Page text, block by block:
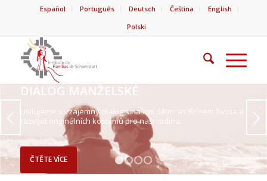
Español Português Deutsch Čeština
English
Polski
DIALOG MANŽELSKÉ
Usilujeme o vzájemný dialog s našimi dětmi as Bohem života a
rozvíjet originálních kostýmů pro naši rodinu.
ČTĚTE VÍCE
1 2 3 4